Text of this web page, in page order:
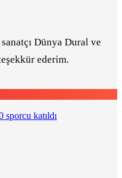
Dünya Dural ve
ederim.